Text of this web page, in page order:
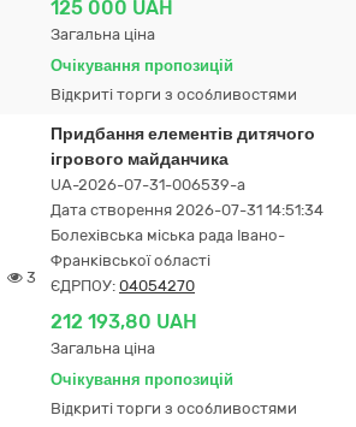
125 000 UAH
Загальна ціна
Очікування пропозицій
Відкриті торги з особливостями
3
Придбання елементів дитячого
ігрового майданчика
UA-2026-07-31-006539-a
Дата створення 2026-07-31 14:51:34
Болехівська міська рада Івано-
Франківської області
ЄДРПОУ: 04054270
212 193,80 UAH
Загальна ціна
Очікування пропозицій
Відкриті торги з особливостями